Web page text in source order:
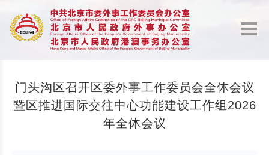
门头沟区召开区委外事工作委员会全体会议
暨区推进国际交往中心功能建设工作组2026
年全体会议